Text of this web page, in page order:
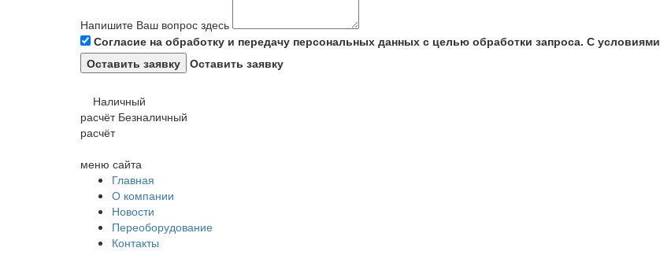
Напишите Ваш вопрос здесь
Согласие на обработку и передачу персональных данных с целью обработки запроса. С условиями
Оставить заявку
Наличный
расчёт Безналичный
расчёт
меню сайта
Главная
О компании
Новости
Переоборудование
Контакты